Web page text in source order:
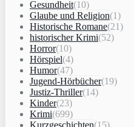
Gesundheit(10)
Glaube und Religion(1)
Historische Romane(21)
historischer Krimi(52)
Horror(10)
Hörspiel(4)
Humor(47)
Jugend-Hörbücher(19)
Justiz-Thriller(14)
Kinder(23)
Krimi(699)
Kurzgeschichten(15)